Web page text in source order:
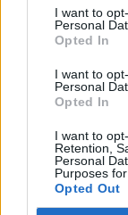
I want to
Personal
Opted In
I want to
Personal
Opted In
I want to
Retention,
Personal
Purposes
Opted Out
Elektromos